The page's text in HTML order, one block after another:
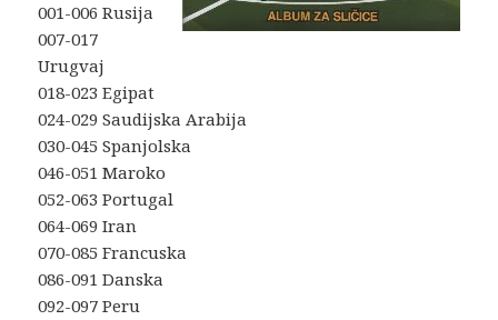
001-006 Rusija
007-017
Urugvaj
018-023 Egipat
024-029 Saudijska Arabija
030-045 Spanjolska
046-051 Maroko
052-063 Portugal
064-069 Iran
070-085 Francuska
086-091 Danska
092-097 Peru